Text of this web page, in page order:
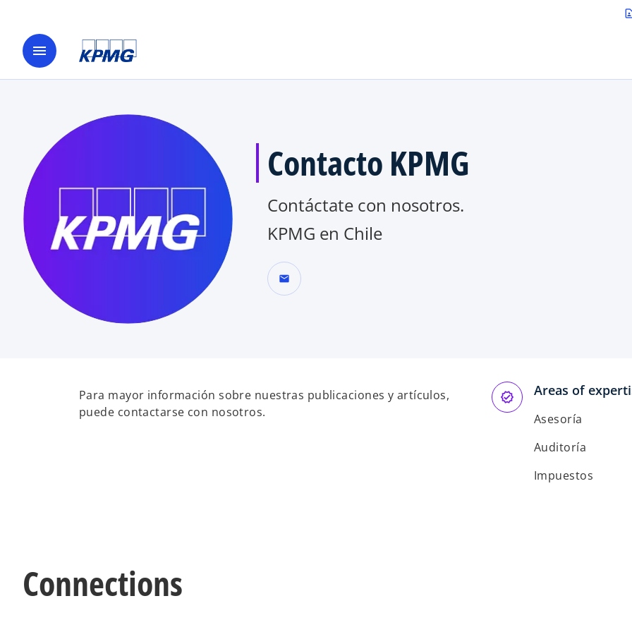
Saltar al contenido principal
menu
Contacto KPMG
Contáctate con nosotros.
KPMG en Chile
mail
Para mayor información sobre nuestras publicaciones y artículos,
puede contactarse con nosotros.
Areas of
Asesoría
Auditoría
Impuestos
Connections